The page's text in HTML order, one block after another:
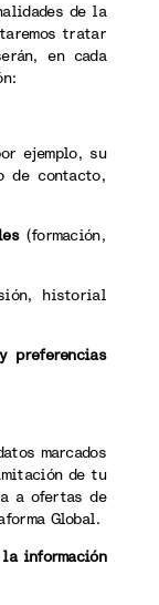
de la
tratar
en cada
ejemplo, su
de contacto,
(formación,
historial
preferencias
marcados
de tu
a ofertas de
Global.
información